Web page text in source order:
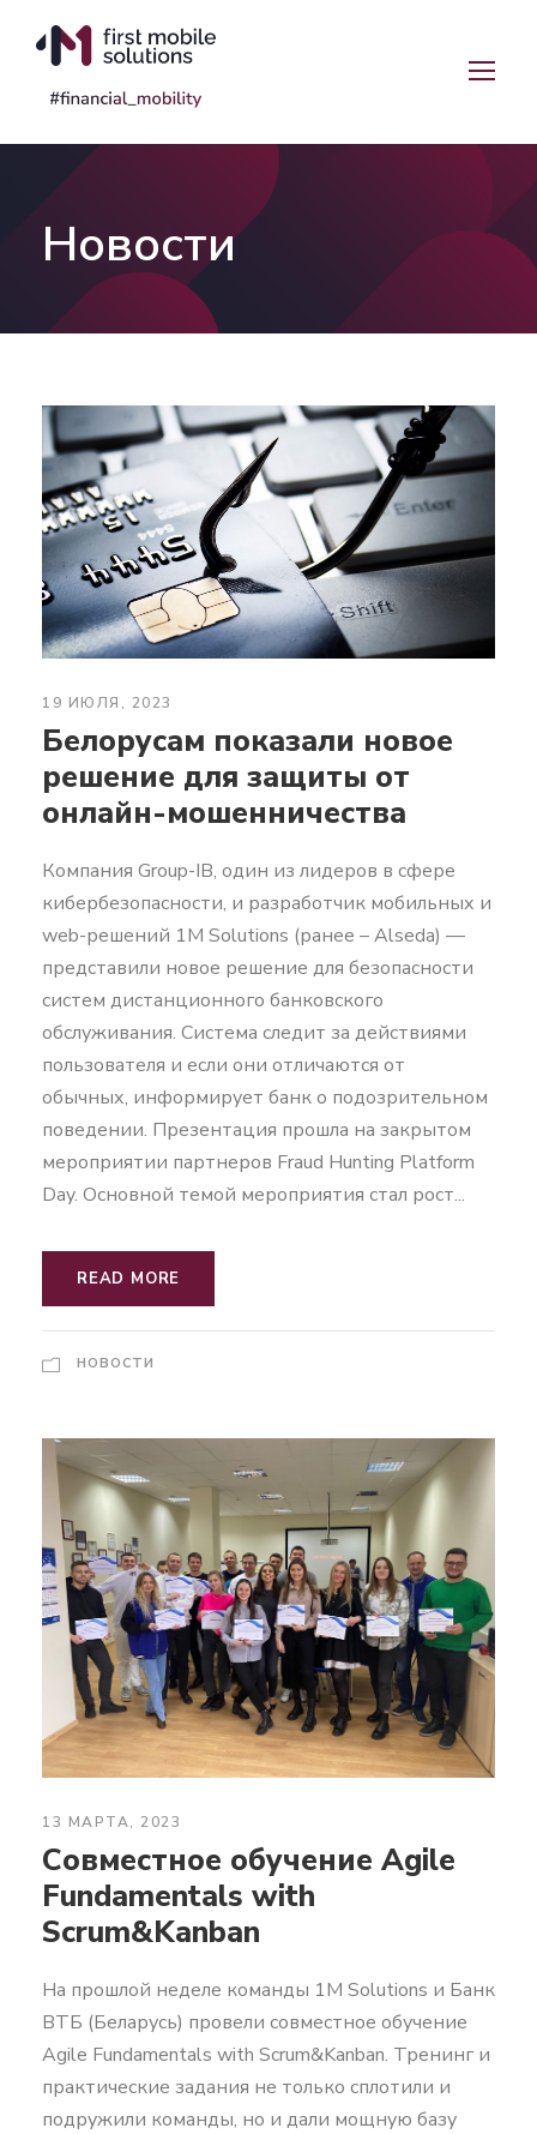
Новости
19 ИЮЛЯ, 2023
Белорусам показали новое
решение для защиты от
онлайн-мошенничества
Компания Group-IB, один из лидеров в сфере
кибербезопасности, и разработчик мобильных и
web-решений 1M Solutions (ранее – Alseda) —
представили новое решение для безопасности
систем дистанционного банковского
обслуживания. Система следит за действиями
пользователя и если они отличаются от
обычных, информирует банк о подозрительном
поведении. Презентация прошла на закрытом
мероприятии партнеров Fraud Hunting Platform
Day. Основной темой мероприятия стал рост...
READ MORE
НОВОСТИ
13 МАРТА, 2023
Cовместное обучение Agile
Fundamentals with
Scrum&Kanban
На прошлой неделе команды 1M Solutions и Банк
ВТБ (Беларусь) провели совместное обучение
Agile Fundamentals with Scrum&Kanban. Тренинг и
практические задания не только сплотили и
подружили команды, но и дали мощную базу